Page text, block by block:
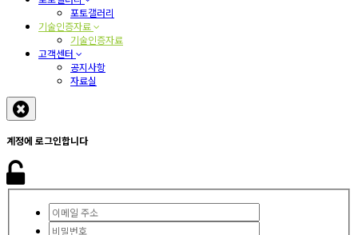
포토갤러리
기술인증자료
기술인증자료
고객센터
공지사항
자료실
계정에 로그인합니다